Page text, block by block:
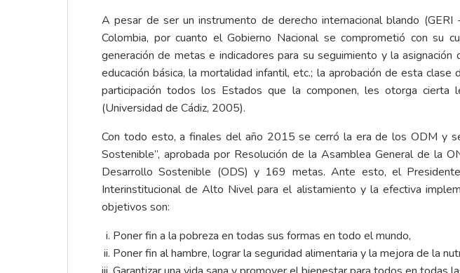
A pesar de ser un instrumento de derecho internacional blando
Colombia, por cuanto el Gobierno Nacional se comprometió con su
generación de metas e indicadores para su seguimiento y la
educación básica, la mortalidad infantil, etc.; la aprobación de esta
participación todos los Estados que la componen, les otorga cierta
(Universidad de Cádiz, 2005).
Con todo esto, a finales del año 2015 se cerró la era de los ODM y
Sostenible”, aprobada por Resolución de la Asamblea General de
Desarrollo Sostenible (ODS) y 169 metas. Ante esto, el
Interinstitucional de Alto Nivel para el alistamiento y la efectiva
objetivos son:
Poner fin a la pobreza en todas sus formas en todo el mundo,
Poner fin al hambre, lograr la seguridad alimentaria y la mejora de la